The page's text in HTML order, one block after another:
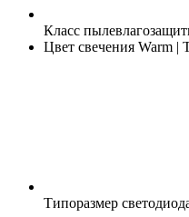
Класс
Цвет свечения Warm |
Типоразмер